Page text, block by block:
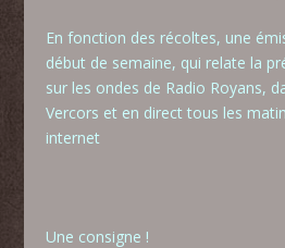
En fonction des récoltes, une
début de semaine, qui relate la
sur les ondes de Radio Royans,
Vercors et en direct tous les
internet
Une consigne !